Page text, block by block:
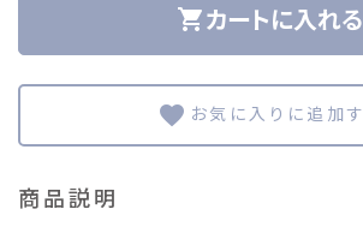
shopping_cartカートに入れる
favorite
商品説明